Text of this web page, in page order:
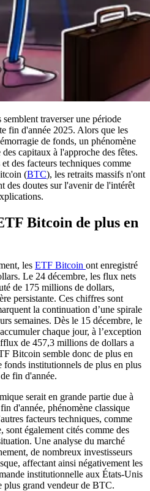
traverser une période
fin d'année 2025. Alors que les
de fonds, un phénomène
capitaux à l'approche des fêtes.
des facteurs techniques comme
(BTC), les retraits massifs n'ont
des doutes sur l'avenir de l'intérêt
Bitcoin de plus en
les ETF Bitcoin ont enregistré
Le 24 décembre, les flux nets
de 175 millions de dollars,
persistante. Ces chiffres sont
la continuation d’une spirale
semaines. Dès le 15 décembre, le
chaque jour, à l’exception
de 457,3 millions de dollars a
Bitcoin semble donc de plus en
fonds institutionnels de plus en plus
fin d'année.
serait en grande partie due à
d'année, phénomène classique
facteurs techniques, comme
sont également cités comme des
Une analyse du marché
de nombreux investisseurs
affectant ainsi négativement les
institutionnelle aux États-Unis
plus grand vendeur de BTC.